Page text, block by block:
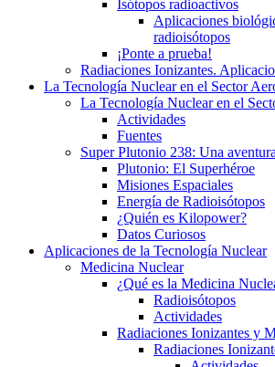
Isótopos radioactivos
Aplicaciones
radioisótopos
¡Ponte a prueba!
Radiaciones Ionizantes.
La Tecnología Nuclear en el Sector
La Tecnología Nuclear en el
Actividades
Fuentes
Super Plutonio 238: Una
Plutonio: El Superhéroe
Misiones Espaciales
Energía de Radioisótopos
¿Quién es Kilopower?
Datos Curiosos
Aplicaciones de la Tecnología Nuclear
Medicina Nuclear
¿Qué es la Medicina
Radioisótopos
Actividades
Radiaciones Ionizantes y
Radiaciones